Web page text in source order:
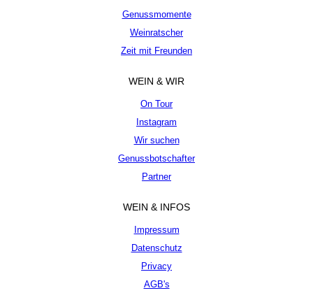
Genussmomente
Weinratscher
Zeit mit Freunden
WEIN & WIR
On Tour
Instagram
Wir suchen
Genussbotschafter
Partner
WEIN & INFOS
Impressum
Datenschutz
Privacy
AGB's